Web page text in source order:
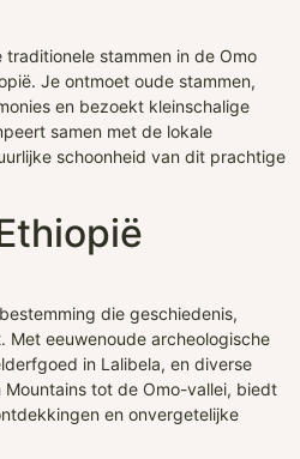
stammen in de Omo
Je ontmoet oude stammen,
en bezoekt kleinschalige
samen met de lokale
schoonheid van dit prachtige
die geschiedenis,
Met eeuwenoude archeologische
in Lalibela, en diverse
tot de Omo-vallei, biedt
en onvergetelijke